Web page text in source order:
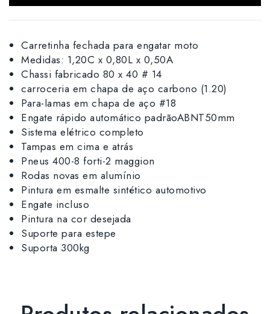
Carretinha fechada para engatar moto
Medidas: 1,20C x 0,80L x 0,50A
Chassi fabricado 80 x 40 # 14
carroceria em chapa de aço carbono (1.20)
Para-lamas em chapa de aço #18
Engate rápido automático padrãoABNT50mm
Sistema elétrico completo
Tampas em cima e atrás
Pneus 400-8 forti-2 maggion
Rodas novas em alumínio
Pintura em esmalte sintético automotivo
Engate incluso
Pintura na cor desejada
Suporte para estepe
Suporta 300kg